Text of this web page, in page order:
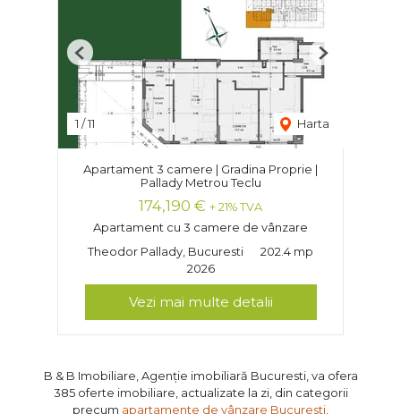
1 /11 Harta
Previous Next
Apartament 3 camere | Gradina Proprie |
Pallady Metrou Teclu
174,190 € + 21% TVA
Apartament cu 3 camere de vânzare
Theodor Pallady, Bucuresti
202.4 mp
2026
Vezi mai multe detalii
B & B Imobiliare, Agenție imobiliară Bucuresti, va ofera
385 oferte imobiliare, actualizate la zi, din categorii
precum apartamente de vânzare Bucuresti